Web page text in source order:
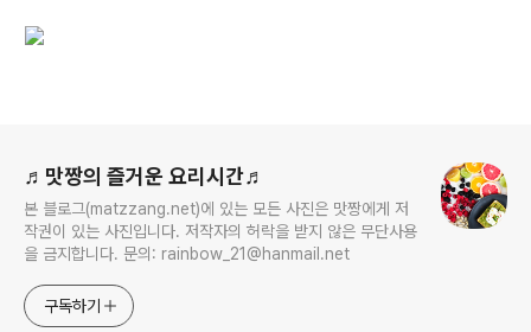
♬맛짱의 즐거운 요리시간♬
본 블로그(matzzang.net)에 있는 모든 사진은 맛짱에게 저
작권이 있는 사진입니다. 저작자의 허락을 받지 않은 무단사용
을 금지합니다. 문의: rainbow_21@hanmail.net
구독하기